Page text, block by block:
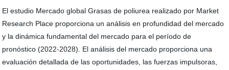
El estudio Mercado global Grasas de poliurea realizado por Market
Research Place proporciona un análisis en profundidad del mercado
y la dinámica fundamental del mercado para el período de
pronóstico (2022-2028). El análisis del mercado proporciona una
evaluación detallada de las oportunidades, las fuerzas impulsoras,